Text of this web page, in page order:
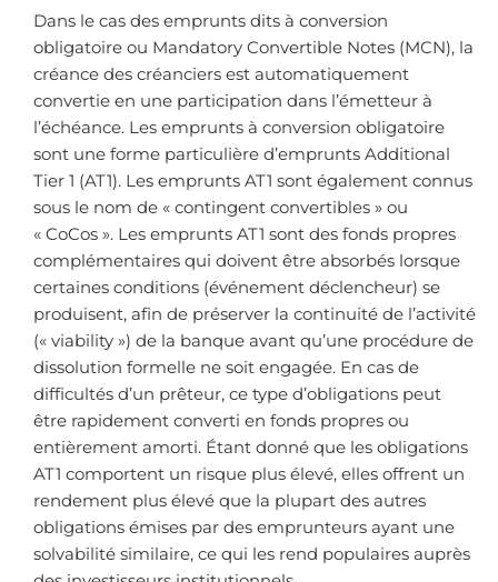
Dans le cas des emprunts dits à conversion
obligatoire ou Mandatory Convertible Notes (MCN), la
créance des créanciers est automatiquement
convertie en une participation dans l’émetteur à
l’échéance. Les emprunts à conversion obligatoire
sont une forme particulière d’emprunts Additional
Tier 1 (AT1). Les emprunts AT1 sont également connus
sous le nom de « contingent convertibles » ou
« CoCos ». Les emprunts AT1 sont des fonds propres
complémentaires qui doivent être absorbés lorsque
certaines conditions (événement déclencheur) se
produisent, afin de préserver la continuité de l’activité
(« viability ») de la banque avant qu’une procédure de
dissolution formelle ne soit engagée. En cas de
difficultés d’un prêteur, ce type d’obligations peut
être rapidement converti en fonds propres ou
entièrement amorti. Étant donné que les obligations
AT1 comportent un risque plus élevé, elles offrent un
rendement plus élevé que la plupart des autres
obligations émises par des emprunteurs ayant une
solvabilité similaire, ce qui les rend populaires auprès